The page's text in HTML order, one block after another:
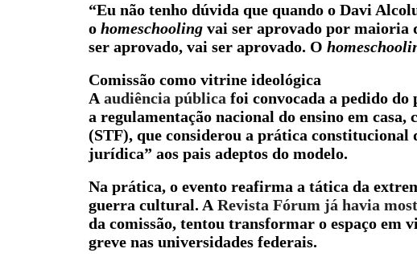
“Eu não tenho dúvida que quando o Davi
o homeschoolingvai ser aprovado por maioria
ser aprovado, vai ser aprovado. O
Comissão como vitrine ideológica
A audiência pública foi convocada a pedido
a regulamentação nacional do ensino em
(STF), que considerou a prática constitucional
jurídica” aos pais adeptos do modelo.
Na prática, o evento reafirma a tática da
guerra cultural. A Revista Fórum já havia
da comissão, tentou transformar o espaço
greve nas universidades federais.